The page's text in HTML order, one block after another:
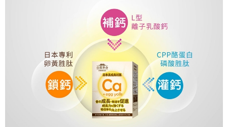
※ 請注意：結帳手續完成當下不需立刻繳費，但若您需要取消訂單，請聯絡
購買商品的店家。未經商家同意取消之訂單仍視為有效，需透過AFTEE先享
※ 交易是否成功請以「AFTEE先享後付 」之結帳頁面顯示為準，若有關於
是否繳費成功／繳費後需取消欲退款等相關疑問，請聯繫「AFTEE先享後付
客戶支援中心」https://netprotections.freshdesk.com/support/home
【注意事項】
１．透過由恩沛科技股份有限公司提供之「AFTEE先享後付」服務完成之交
易，需依本服務之必要範圍內提供個人資料，並將交易相關給付款項請求債
權轉讓予恩沛科技股份有限公司。
２．關於個人資料處理事宜，請瀏覽以下網址：
每筆NT$80，滿NT$600(含以上)免運費
每筆NT$125
付款後門市自取